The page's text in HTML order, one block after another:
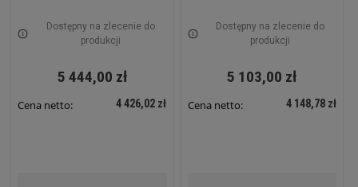
Dostępny na zlecenie do
produkcji
5 444,00 zł
Cena netto: 4 426,02 zł
Dostępny na zlecenie do
produkcji
5 103,00 zł
Cena netto: 4 148,78 zł